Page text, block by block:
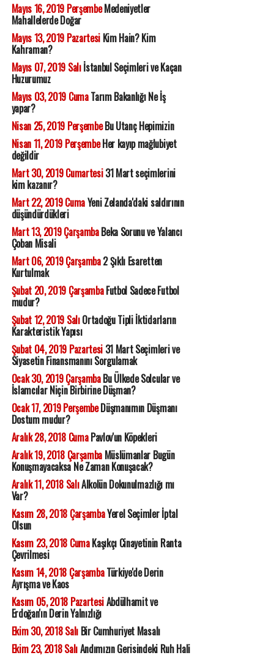
Mayıs 16, 2019 PerşembeMedeniyetler
Mahallelerde Doğar
Mayıs 13, 2019 PazartesiKim Hain? Kim
Kahraman?
Mayıs 07, 2019 Salıİstanbul Seçimleri ve Kaçan
Huzurumuz
Mayıs 03, 2019 CumaTarım Bakanlığı Ne İş
yapar?
Nisan 25, 2019 PerşembeBu Utanç Hepimizin
Nisan 11, 2019 PerşembeHer kayıp mağlubiyet
değildir
Mart 30, 2019 Cumartesi31 Mart seçimlerini
kim kazanır?
Mart 22, 2019 CumaYeni Zelanda'daki saldırının
düşündürdükleri
Mart 13, 2019 ÇarşambaBeka Sorunu ve Yalancı
Çoban Misali
Mart 06, 2019 Çarşamba2 Şıklı Esaretten
Kurtulmak
Şubat 20, 2019 ÇarşambaFutbol Sadece Futbol
mudur?
Şubat 12, 2019 SalıOrtadoğu Tipli İktidarların
Karakteristik Yapısı
Şubat 04, 2019 Pazartesi31 Mart Seçimleri ve
Siyasetin Finansmanını Sorgulamak
Ocak 30, 2019 ÇarşambaBu Ülkede Solcular ve
İslamcılar Niçin Birbirine Düşman?
Ocak 17, 2019 PerşembeDüşmanımın Düşmanı
Dostum mudur?
Aralık 28, 2018 CumaPavlov'un Köpekleri
Aralık 19, 2018 ÇarşambaMüslümanlar Bugün
Konuşmayacaksa Ne Zaman Konuşacak?
Aralık 11, 2018 SalıAlkolün Dokunulmazlığı mı
Var?
Kasım 28, 2018 ÇarşambaYerel Seçimler İptal
Olsun
Kasım 23, 2018 CumaKaşıkçı Cinayetinin Ranta
Çevrilmesi
Kasım 14, 2018 ÇarşambaTürkiye'de Derin
Ayrışma ve Kaos
Kasım 05, 2018 PazartesiAbdülhamit ve
Erdoğan'ın Derin Yalnızlığı
Ekim 30, 2018 SalıBir Cumhuriyet Masalı
Ekim 23, 2018 SalıAndımızın Gerisindeki Ruh Hali